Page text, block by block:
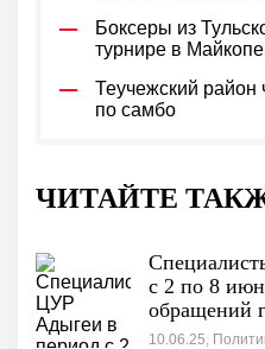
Боксеры из
турнире в Майкопе
Теучежский район
по самбо
ЧИТАЙТЕ
с 2 по 8
обращений
республики.
10.06.25,